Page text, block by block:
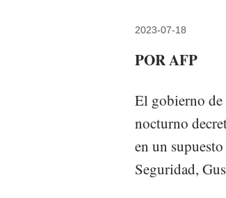
2023-07-18
POR AFP
El gobierno de
nocturno
en un
Seguridad,